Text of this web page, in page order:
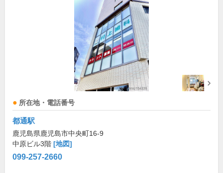
所在地・電話番号
都通駅
鹿児島県鹿児島市中央町16-9
中原ビル3階 [地図]
099-257-2660